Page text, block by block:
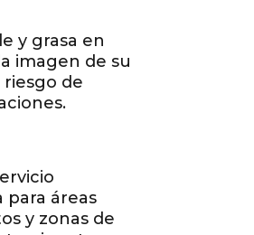
y grasa en
imagen de su
de
para áreas
y zonas de